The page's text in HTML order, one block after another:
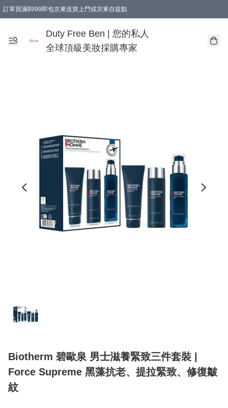
訂單買滿$999即包京東送貨上門或京東自提點
Duty Free Ben | 您的私人
全球頂級美妝採購專家
Biotherm 碧歐泉 男士滋養緊致三件套裝 |
Force Supreme 黑藻抗老、提拉緊致、修復皺
紋